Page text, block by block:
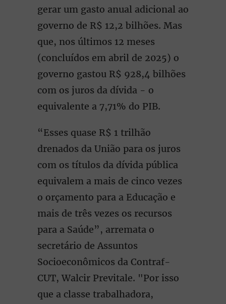
gerar um gasto anual adicional ao
governo de R$ 12,2 bilhões. Mas
que, nos últimos 12 meses
(concluídos em abril de 2025) o
governo gastou R$ 928,4 bilhões
com os juros da dívida - o
equivalente a 7,71% do PIB.
“Esses quase R$ 1 trilhão
drenados da União para os juros
com os títulos da dívida pública
equivalem a mais de cinco vezes
o orçamento para a Educação e
mais de três vezes os recursos
para a Saúde”, arremata o
secretário de Assuntos
Socioeconômicos da Contraf-
CUT, Walcir Previtale. "Por isso
que a classe trabalhadora,